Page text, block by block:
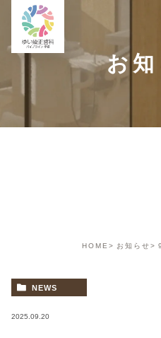
お
HOME お知らせ
NEWS
2025.09.20